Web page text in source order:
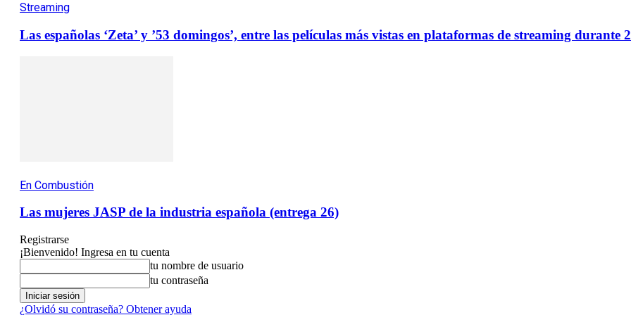
Streaming
Las españolas ‘Zeta’ y ’53 domingos’, entre las películas más vistas en plataformas de streaming durante
En Combustión
Las mujeres JASP de la industria española (entrega 26)
Registrarse
¡Bienvenido! Ingresa en tu cuenta
tu nombre de usuario
tu contraseña
¿Olvidó su contraseña? Obtener ayuda